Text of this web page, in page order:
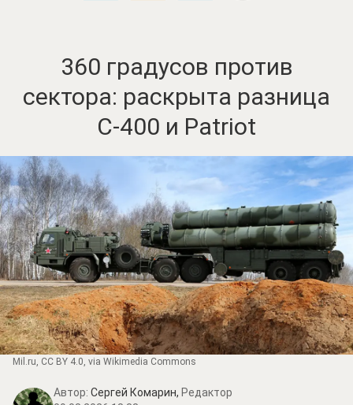
360 градусов против
сектора: раскрыта разница
С-400 и Patriot
Mil.ru, CC BY 4.0, via Wikimedia Commons
Автор: Сергей Комарин, Редактор